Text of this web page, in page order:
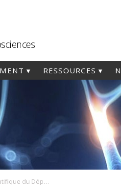
RESSOURCES
6e journée scientifique du Département de neurosciences – 23 avril 2024